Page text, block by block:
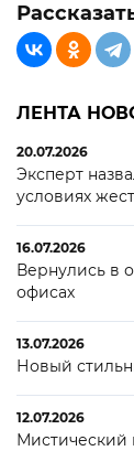
ЛЕНТА
20.07.2026
Эксперт
условиях
16.07.2026
Вернулись в
офисах
13.07.2026
Новый
12.07.2026
Мистический